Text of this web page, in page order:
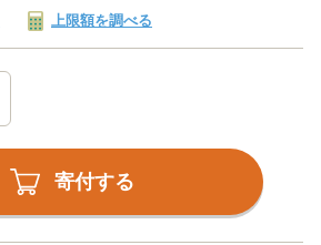
上限額を調べる
寄付する